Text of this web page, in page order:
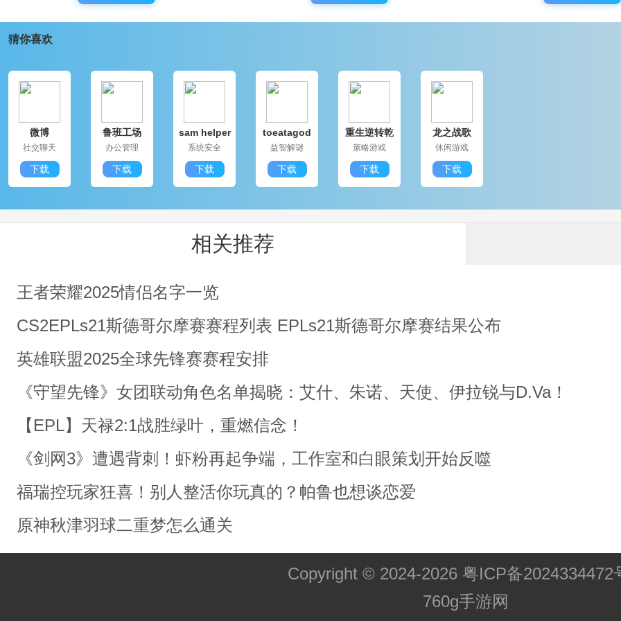
猜你喜欢
微博
社交聊天
下载
鲁班工场
办公管理
下载
sam helper
系统安全
下载
toeatagod
益智解谜
下载
重生逆转乾
坤
策略游戏
下载
龙之战歌
休闲游戏
下载
相关推荐
王者荣耀2025情侣名字一览
CS2EPLs21斯德哥尔摩赛赛程列表 EPLs21斯德哥尔摩赛结果公布
英雄联盟2025全球先锋赛赛程安排
《守望先锋》女团联动角色名单揭晓：艾什、朱诺、天使、伊拉锐与D.Va！
【EPL】天禄2:1战胜绿叶，重燃信念！
《剑网3》遭遇背刺！虾粉再起争端，工作室和白眼策划开始反噬
福瑞控玩家狂喜！别人整活你玩真的？帕鲁也想谈恋爱
原神秋津羽球二重梦怎么通关
Copyright © 2024-2026 粤ICP备2024334472
760g手游网